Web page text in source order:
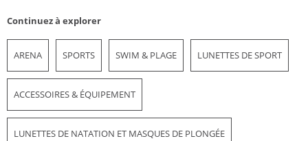
Continuez à explorer
ARENA SPORTS SWIM & PLAGE LUNETTES DE SPORT
ACCESSOIRES & ÉQUIPEMENT
LUNETTES DE NATATION ET MASQUES DE PLONGÉE